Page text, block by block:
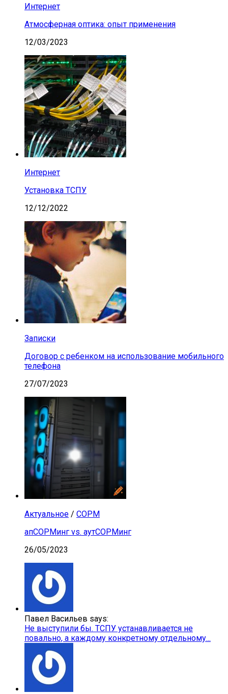
Интернет
Атмосферная оптика: опыт применения
12/03/2023
Интернет
Установка ТСПУ
12/12/2022
Записки
Договор с ребенком на использование мобильного
телефона
27/07/2023
Актуальное / СОРМ
апСОРМинг vs. аутСОРМинг
26/05/2023
Павел Васильев says:
Не выступили бы. ТСПУ устанавливается не
повально, а каждому конкретному отдельному...